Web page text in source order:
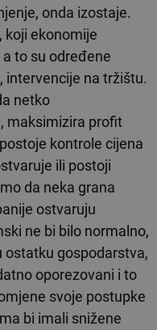
onda izostaje.
koji ekonomije
to su određene
intervencije na tržištu.
netko
maksimizira profit
kontrole cijena
ili postoji
da neka grana
ostvaruju
ne bi bilo normalno,
ostatku gospodarstva,
oporezovani i to
svoje postupke
bi imali snižene